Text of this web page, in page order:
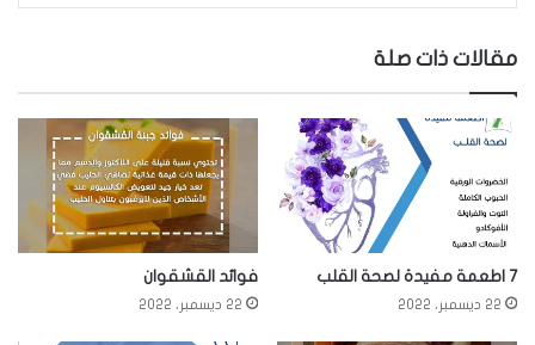
مقالات ذات صلة
7 اطعمة مفيدة لصحة القلب
22 ديسمبر، 2022
فوائد القشقوان
22 ديسمبر، 2022